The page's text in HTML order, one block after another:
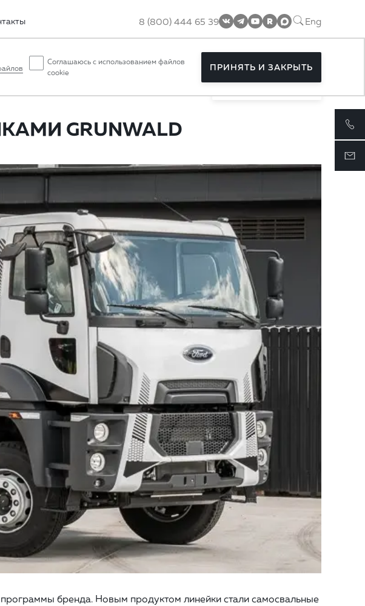
8 (800) 444 65 39 Eng
ПОДПИСАТЬСЯ
GRUNWALD
бренда. Новым продуктом линейки стали самосвальные
Соглашаюсь с использованием файлов
cookie
ПРИНЯТЬ И ЗАКРЫТЬ